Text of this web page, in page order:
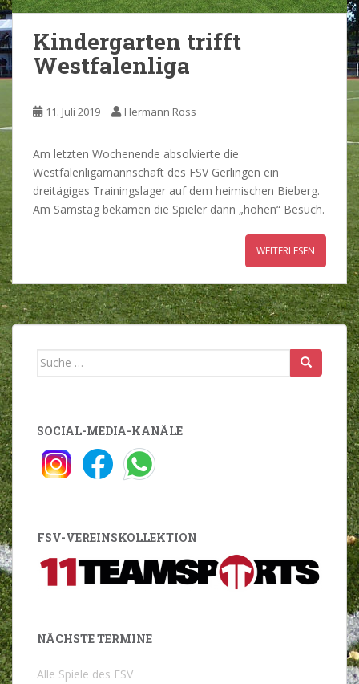
Kindergarten trifft
Westfalenliga
11. Juli 2019 Hermann Ross
Am letzten Wochenende absolvierte die
Westfalenligamannschaft des FSV Gerlingen ein
dreitägiges Trainingslager auf dem heimischen Bieberg.
Am Samstag bekamen die Spieler dann „hohen“ Besuch.
WEITERLESEN
Suche
SOCIAL-MEDIA-KANÄLE
FSV-VEREINSKOLLEKTION
NÄCHSTE TERMINE
Alle Spiele des FSV